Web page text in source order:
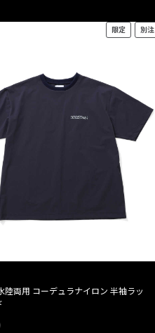
限定 別注
陸両用 コーデュラナイロン 半袖ラッ